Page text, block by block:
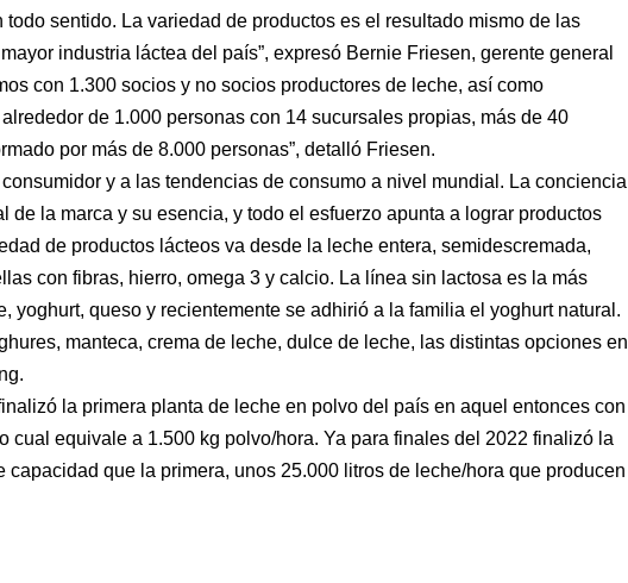
todo sentido. La variedad de productos es el resultado mismo de las
industria láctea del país”, expresó Bernie Friesen, gerente general
con 1.300 socios y no socios productores de leche, así como
de 1.000 personas con 14 sucursales propias, más de 40
por más de 8.000 personas”, detalló Friesen.
y a las tendencias de consumo a nivel mundial. La conciencia
de la marca y su esencia, y todo el esfuerzo apunta a lograr productos
de productos lácteos va desde la leche entera, semidescremada,
con fibras, hierro, omega 3 y calcio. La línea sin lactosa es la más
yoghurt, queso y recientemente se adhirió a la familia el yoghurt natural.
manteca, crema de leche, dulce de leche, las distintas opciones en
la primera planta de leche en polvo del país en aquel entonces con
cual equivale a 1.500 kg polvo/hora. Ya para finales del 2022 finalizó la
que la primera, unos 25.000 litros de leche/hora que producen